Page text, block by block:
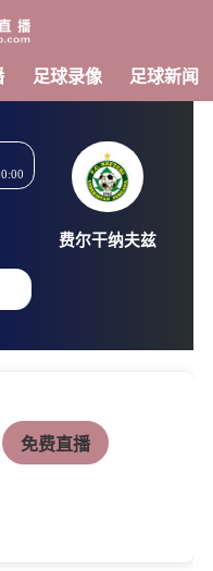
足球录像 足球新闻
乌兹超
07 18:00:00
:
完赛
免费直播